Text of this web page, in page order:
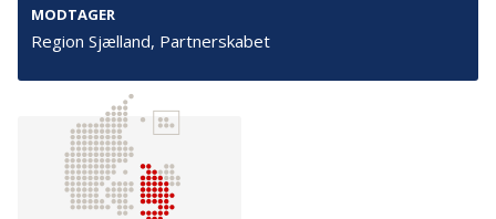
MODTAGER
Region Sjælland, Partnerskabet
Kontakt os
Presse
Cookies